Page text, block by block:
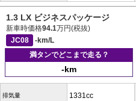
1.3 LX ビジネスパッケージ
新車時価格94.1万円(税抜)
JC08
-km/L
満タンでどこまで走る？
-km
排気量 1331cc